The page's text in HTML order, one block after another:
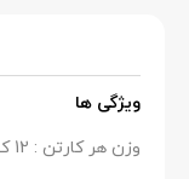
ویژگی ها
وزن هر کارتن : 12 کیلوگرمی